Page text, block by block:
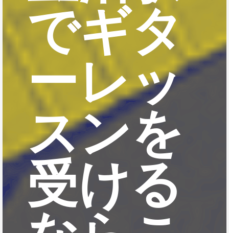
でギタ
ーレッ
スンを
受ける